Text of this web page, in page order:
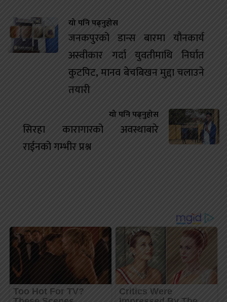
यो पनि पढ्नुहोस
जनकपुरको डान्स बारमा यौनकार्य
अस्वीकार गर्दा युवतीमाथि निर्घात
कुटपिट, मानव बेचबिखन मुद्दा चलाउने
तयारी
यो पनि पढ्नुहोस
सिरहा कारागारको अवस्थाबारे
राईनको गम्भीर प्रश्न